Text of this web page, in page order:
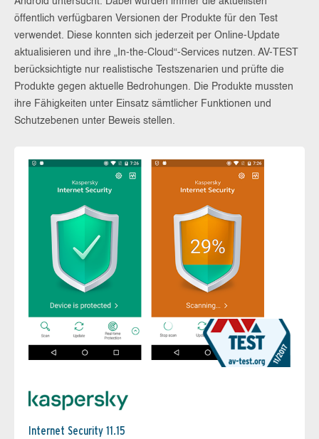
öffentlich verfügbaren Versionen der Produkte für den Test
verwendet. Diese konnten sich jederzeit per Online-Update
aktualisieren und ihre „In-the-Cloud“-Services nutzen. AV-TEST
berücksichtigte nur realistische Testszenarien und prüfte die
Produkte gegen aktuelle Bedrohungen. Die Produkte mussten
ihre Fähigkeiten unter Einsatz sämtlicher Funktionen und
Schutzebenen unter Beweis stellen.
Internet Security 11.15